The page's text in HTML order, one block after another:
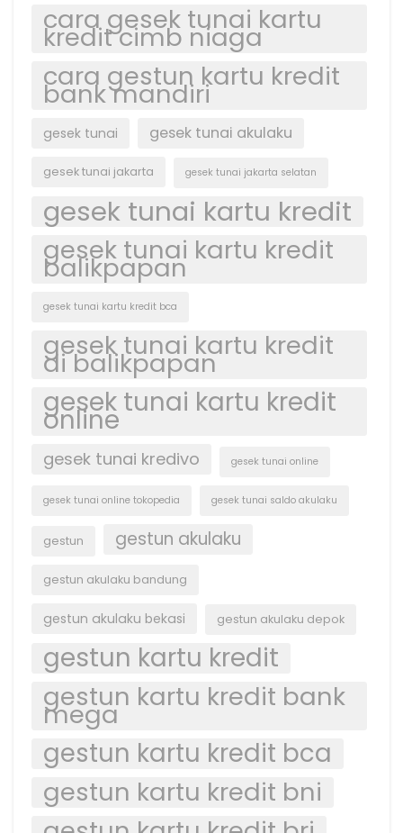
cara gesek tunai kartu
kredit cimb niaga
cara gestun kartu kredit
bank mandiri
gesek tunai gesek tunai akulaku
gesek tunai jakarta gesek tunai jakarta selatan
gesek tunai kartu kredit
gesek tunai kartu kredit
balikpapan
gesek tunai kartu kredit bca
gesek tunai kartu kredit
di balikpapan
gesek tunai kartu kredit
online
gesek tunai kredivo gesek tunai online
gesek tunai online tokopedia gesek tunai saldo akulaku
gestun gestun akulaku
gestun akulaku bandung
gestun akulaku bekasi gestun akulaku depok
gestun kartu kredit
gestun kartu kredit bank
mega
gestun kartu kredit bca
gestun kartu kredit bni